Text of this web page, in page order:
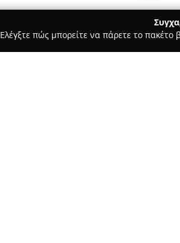
Ελέγξτε πώς μπορείτε να πάρετε το